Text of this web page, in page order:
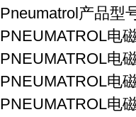
Pneumatrol产品型
PNEUMATROL电
PNEUMATROL电
PNEUMATROL电
PNEUMATROL电